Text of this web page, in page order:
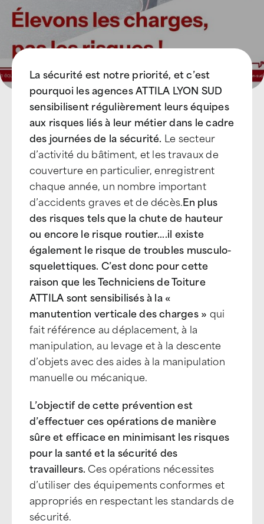
La sécurité est notre priorité, et c’est
pourquoi les agences ATTILA LYON SUD
sensibilisent régulièrement leurs équipes
aux risques liés à leur métier dans le cadre
des journées de la sécurité. Le secteur
d’activité du bâtiment, et les travaux de
couverture en particulier, enregistrent
chaque année, un nombre important
d’accidents graves et de décès.En plus
des risques tels que la chute de hauteur
ou encore le risque routier….il existe
également le risque de troubles musculo-
squelettiques. C’est donc pour cette
raison que les Techniciens de Toiture
ATTILA sont sensibilisés à la «
manutention verticale des charges » qui
fait référence au déplacement, à la
manipulation, au levage et à la descente
d’objets avec des aides à la manipulation
manuelle ou mécanique.
L’objectif de cette prévention est
d’effectuer ces opérations de manière
sûre et efficace en minimisant les risques
pour la santé et la sécurité des
travailleurs.Ces opérations nécessites
d’utiliser des équipements conformes et
appropriés en respectant les standards de
sécurité.